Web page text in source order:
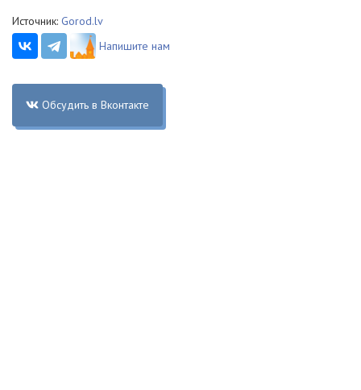
Источник: Gorod.lv
Напишите нам
Обсудить в Вконтакте